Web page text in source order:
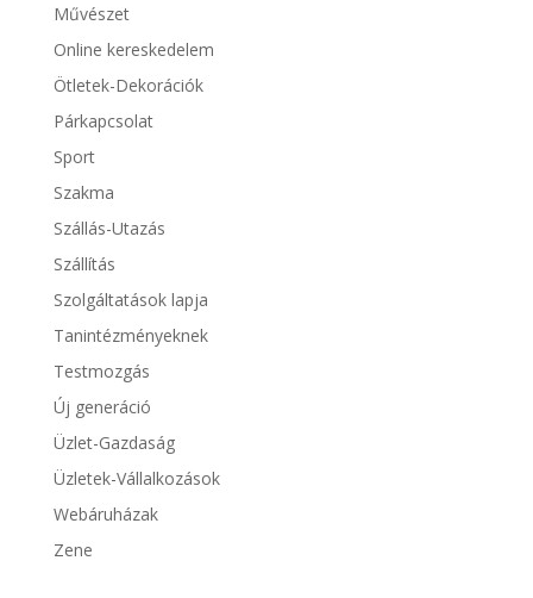
Művészet
Online kereskedelem
Ötletek-Dekorációk
Párkapcsolat
Sport
Szakma
Szállás-Utazás
Szállítás
Szolgáltatások lapja
Tanintézményeknek
Testmozgás
Új generáció
Üzlet-Gazdaság
Üzletek-Vállalkozások
Webáruházak
Zene